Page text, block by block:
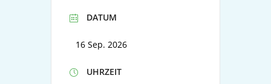
DATUM
16 Sep. 2026
UHRZEIT